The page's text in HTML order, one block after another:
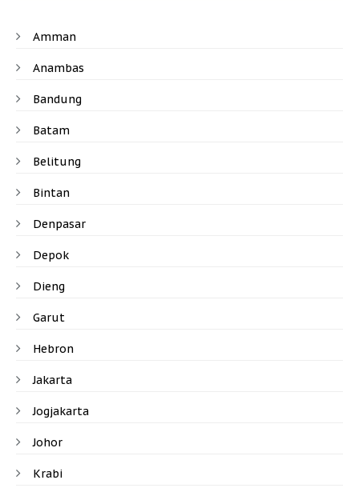
Amman
Anambas
Bandung
Batam
Belitung
Bintan
Denpasar
Depok
Dieng
Garut
Hebron
Jakarta
Jogjakarta
Johor
Krabi